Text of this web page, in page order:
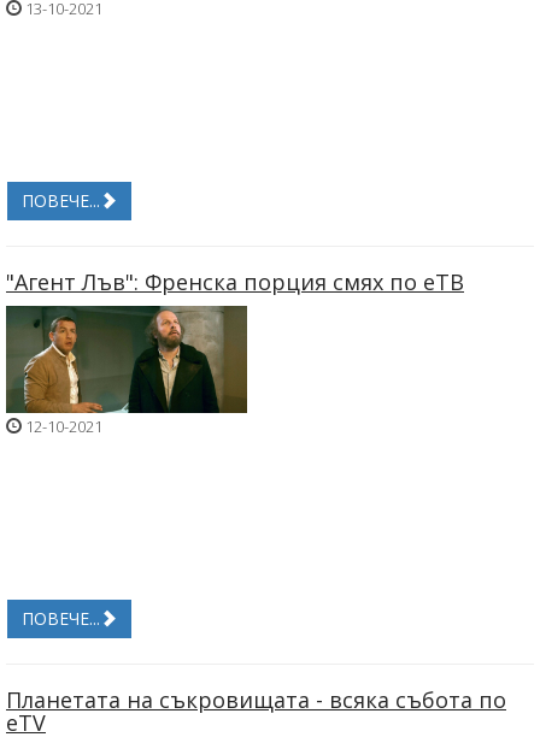
13-10-2021
ПОВЕЧЕ...
"Агент Лъв": Френска порция смях по еТВ
12-10-2021
ПОВЕЧЕ...
Планетата на съкровищата - всяка събота по
eTV